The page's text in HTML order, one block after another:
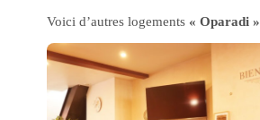
Voici d’autres logements « Oparadi »